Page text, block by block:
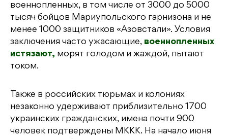
военнопленных, в том числе от 3000 до 5000
тысяч бойцов Мариупольского гарнизона и не
менее 1000 защитников «Азовстали». Условия
заключения часто ужасающие, военнопленных
истязают, морят голодом и жаждой, пытают
током.
Также в российских тюрьмах и колониях
незаконно удерживают приблизительно 1700
украинских гражданских, имена почти 900
человек подтверждены МККК. На начало июня